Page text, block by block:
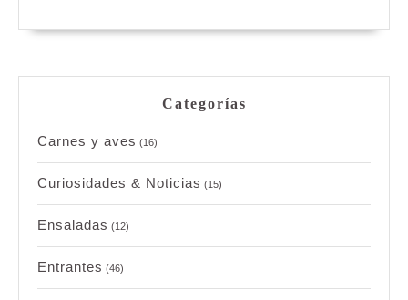
Categorías
Carnes y aves (16)
Curiosidades & Noticias (15)
Ensaladas (12)
Entrantes (46)